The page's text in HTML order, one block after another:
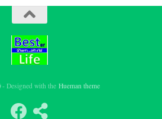
- Designed with theHueman theme